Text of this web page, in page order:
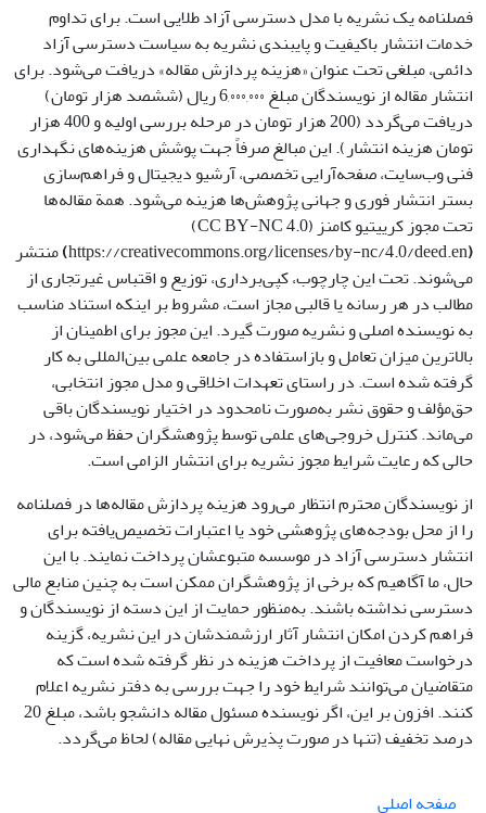
فصلنامه یک نشریه با مدل دسترسی آزاد طلایی است. برای تداوم
خدمات انتشار باکیفیت و پایبندی نشریه به سیاست دسترسی آزاد
دائمی، مبلغی تحت عنوان «هزینه پردازش مقاله» دریافت می‌شود. برای
انتشار مقاله از نویسندگان مبلغ 6,۰۰۰,۰۰۰ ریال (ششصد هزار تومان)
دریافت می‌گردد (200 هزار تومان در مرحله بررسی اولیه و 400 هزار
تومان هزینه انتشار). این مبالغ صرفاً جهت پوشش هزینه‌های نگهداری
فنی وب‌سایت، صفحه‌آرایی تخصصی، آرشیو دیجیتال و فراهم‌سازی
بستر انتشار فوری و جهانی پژوهش‌ها هزینه می‌شود. همة مقاله‌ها
تحت مجوز کرییتیو کامنز (CC BY-NC 4.0)
(
https://creativecommons.org/licenses/by-nc/4.0/deed.en
)منتشر
می‌شوند. تحت این چارچوب، کپی‌برداری، توزیع و اقتباس غیرتجاری از
مطالب در هر رسانه یا قالبی مجاز است، مشروط بر اینکه استناد مناسب
به نویسنده اصلی و نشریه صورت گیرد. این مجوز برای اطمینان از
بالاترین میزان تعامل و بازاستفاده در جامعه علمی بین‌المللی به کار
گرفته شده است. در راستای تعهدات اخلاقی و مدل مجوز انتخابی،
حق‌مؤلف و حقوق نشر به‌صورت نامحدود در اختیار نویسندگان باقی
می‌ماند. کنترل خروجی‌های علمی توسط پژوهشگران حفظ می‌شود، در
حالی که رعایت شرایط مجوز نشریه برای انتشار الزامی است.
از نویسندگان محترم انتظار می‌رود هزینه‌ پردازش مقاله‌ها در فصلنامه
را از محل بودجه‌های پژوهشی خود یا اعتبارات تخصیص‌یافته برای
انتشار دسترسی آزاد در موسسه متبوعشان پرداخت نمایند. با این
حال، ما آگاهیم که برخی از پژوهشگران ممکن است به چنین منابع مالی
دسترسی نداشته باشند. به‌منظور حمایت از این دسته از نویسندگان و
فراهم کردن امکان انتشار آثار ارزشمندشان در این نشریه، گزینه‌
درخواست معافیت از پرداخت هزینه در نظر گرفته شده است که
متقاضیان می‌توانند شرایط خود را جهت بررسی به دفتر نشریه اعلام
کنند. افزون بر این، اگر نویسنده مسئول مقاله دانشجو باشد، مبلغ 20
درصد تخفیف (تنها در صورت پذیرش نهایی مقاله) لحاظ می‌گردد.
صفحه اصلی